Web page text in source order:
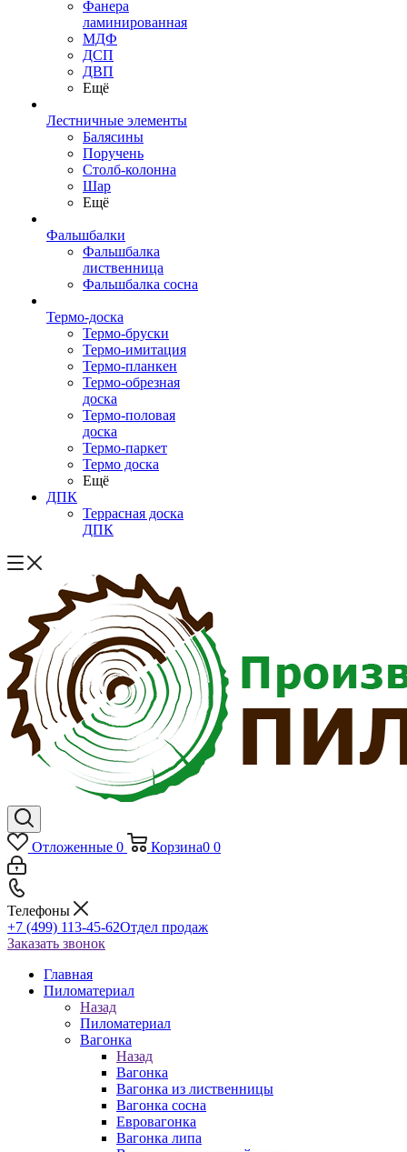
Фанера
ламинированная
МДФ
ДСП
ДВП
Ещё
Лестничные элементы
Балясины
Поручень
Столб-колонна
Шар
Ещё
Фальшбалки
Фальшбалка
лиственница
Фальшбалка сосна
Термо-доска
Термо-бруски
Термо-имитация
Термо-планкен
Термо-обрезная
доска
Термо-половая
доска
Термо-паркет
Термо доска
Ещё
ДПК
Террасная доска
ДПК
Отложенные 0 Корзина0 0
Телефоны
+7 (499) 113-45-62Отдел продаж
Заказать звонок
Главная
Пиломатериал
Назад
Пиломатериал
Вагонка
Назад
Вагонка
Вагонка из лиственницы
Вагонка сосна
Евровагонка
Вагонка липа